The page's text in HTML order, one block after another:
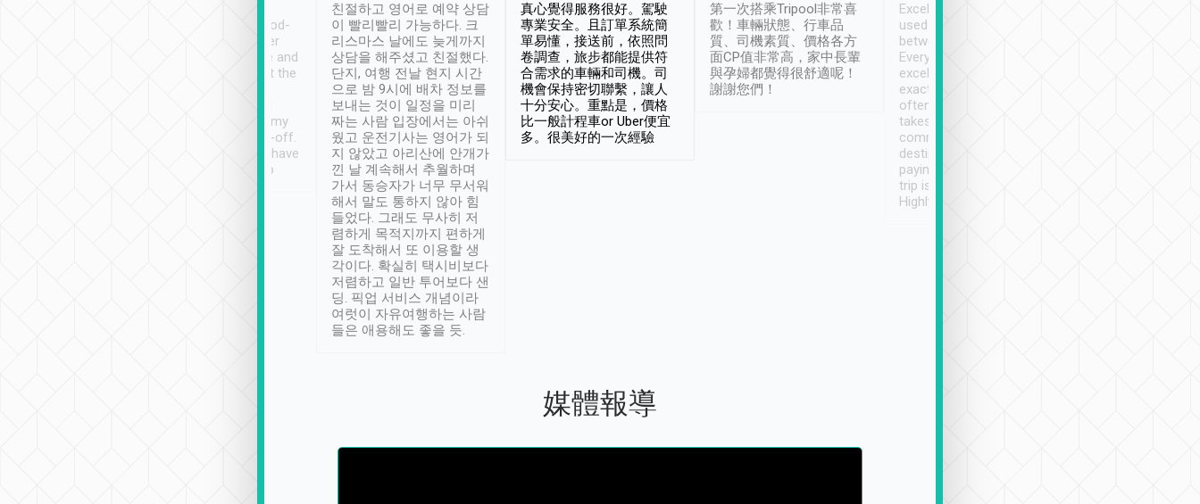
service, vehicles in good-
condition and the driver
service was awesome and
thoughtful. Driver went the
have safely arrived at my
destination after drop-off.
Definitely something I have
not seen elsewhere 👍
친절하고 영어로 예약 상담
이 빨리빨리 가능하다. 크
리스마스 날에도 늦게까지
상담을 해주셨고 친절했다.
단지, 여행 전날 현지 시간
으로 밤 9시에 배차 정보를
보내는 것이 일정을 미리
짜는 사람 입장에서는 아쉬
웠고 운전기사는 영어가 되
지 않았고 아리산에 안개가
낀 날 계속해서 추월하며
가서 동승자가 너무 무서워
해서 말도 통하지 않아 힘
들었다. 그래도 무사히 저
렴하게 목적지까지 편하게
잘 도착해서 또 이용할 생
각이다. 확실히 택시비보다
저렴하고 일반 투어보다 샌
딩. 픽업 서비스 개념이라
여럿이 자유여행하는 사람
들은 애용해도 좋을 듯.
真心覺得服務很好。駕駛
專業安全。且訂單系統簡
單易懂，接送前，依照問
卷調查，旅步都能提供符
合需求的車輛和司機。司
機會保持密切聯繫，讓人
十分安心。重點是，價格
比一般計程車or Uber便宜
多。很美好的一次經驗
第一次搭乘Tripool非常喜
歡！車輛狀態、行車品
質、司機素質、價格各方
面CP值非常高，家中長輩
與孕婦都覺得很舒適呢！
謝謝您們！
Excellent service. We have
used Tripool to travel
between cities in Taiwan.
Every driver has been
excellent and arrives
exactly on time. As there is
often limited English it
takes the difficulty out of
communicating the
destination details and
paying online prior to the
trip is very convenient.
Highly recommended
媒體報導